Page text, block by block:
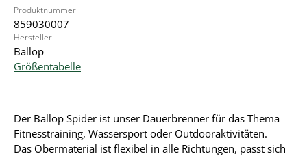
Produktnummer:
859030007
Hersteller:
Ballop
Größentabelle
Der Ballop Spider ist unser Dauerbrenner für das Thema
Fitnesstraining, Wassersport oder Outdooraktivitäten.
Das Obermaterial ist flexibel in alle Richtungen, passt sich